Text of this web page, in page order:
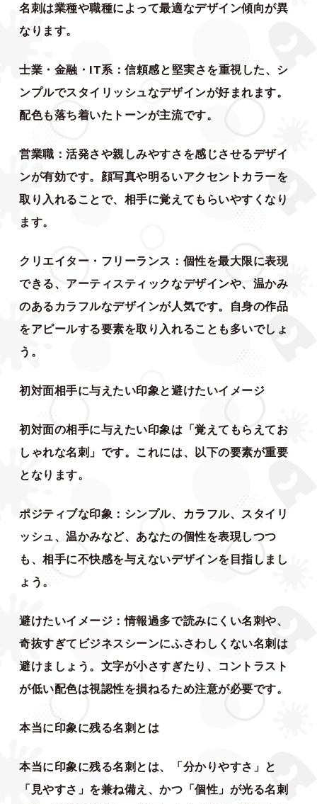
名刺は業種や職種によって最適なデザイン傾向が異
なります。
士業・金融・IT系：信頼感と堅実さを重視した、シ
ンプルでスタイリッシュなデザインが好まれます。
配色も落ち着いたトーンが主流です。
営業職：活発さや親しみやすさを感じさせるデザイ
ンが有効です。顔写真や明るいアクセントカラーを
取り入れることで、相手に覚えてもらいやすくなり
ます。
クリエイター・フリーランス：個性を最大限に表現
できる、アーティスティックなデザインや、温かみ
のあるカラフルなデザインが人気です。自身の作品
をアピールする要素を取り入れることも多いでしょ
う。
初対面相手に与えたい印象と避けたいイメージ
初対面の相手に与えたい印象は「覚えてもらえてお
しゃれな名刺」です。これには、以下の要素が重要
となります。
ポジティブな印象：シンプル、カラフル、スタイリ
ッシュ、温かみなど、あなたの個性を表現しつつ
も、相手に不快感を与えないデザインを目指しまし
ょう。
避けたいイメージ：情報過多で読みにくい名刺や、
奇抜すぎてビジネスシーンにふさわしくない名刺は
避けましょう。文字が小さすぎたり、コントラスト
が低い配色は視認性を損ねるため注意が必要です。
本当に印象に残る名刺とは
本当に印象に残る名刺とは、「分かりやすさ」と
「見やすさ」を兼ね備え、かつ「個性」が光る名刺